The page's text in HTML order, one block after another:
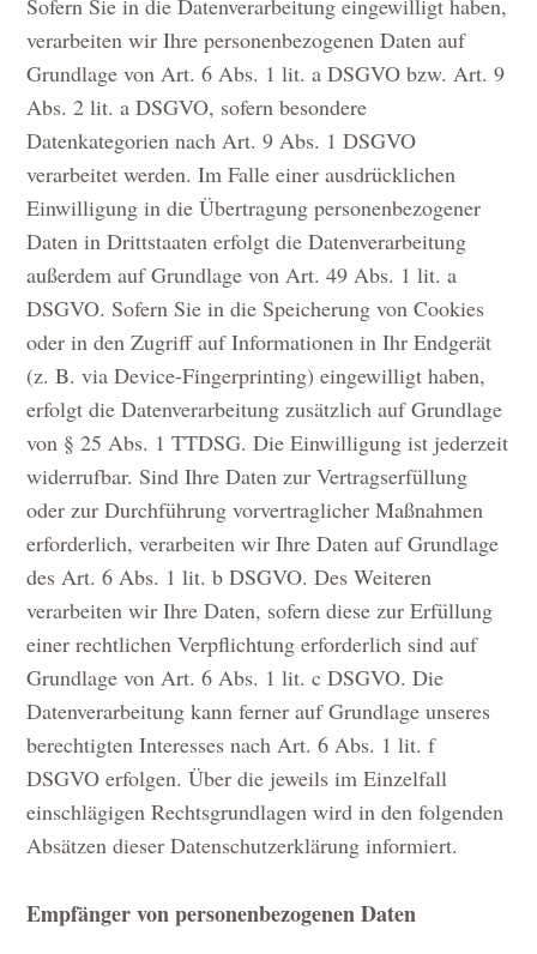
Sofern Sie in die Datenverarbeitung eingewilligt haben,
verarbeiten wir Ihre personenbezogenen Daten auf
Grundlage von Art. 6 Abs. 1 lit. a DSGVO bzw. Art. 9
Abs. 2 lit. a DSGVO, sofern besondere
Datenkategorien nach Art. 9 Abs. 1 DSGVO
verarbeitet werden. Im Falle einer ausdrücklichen
Einwilligung in die Übertragung personenbezogener
Daten in Drittstaaten erfolgt die Datenverarbeitung
außerdem auf Grundlage von Art. 49 Abs. 1 lit. a
DSGVO. Sofern Sie in die Speicherung von Cookies
oder in den Zugriff auf Informationen in Ihr Endgerät
(z. B. via Device-Fingerprinting) eingewilligt haben,
erfolgt die Datenverarbeitung zusätzlich auf Grundlage
von § 25 Abs. 1 TTDSG. Die Einwilligung ist jederzeit
widerrufbar. Sind Ihre Daten zur Vertragserfüllung
oder zur Durchführung vorvertraglicher Maßnahmen
erforderlich, verarbeiten wir Ihre Daten auf Grundlage
des Art. 6 Abs. 1 lit. b DSGVO. Des Weiteren
verarbeiten wir Ihre Daten, sofern diese zur Erfüllung
einer rechtlichen Verpflichtung erforderlich sind auf
Grundlage von Art. 6 Abs. 1 lit. c DSGVO. Die
Datenverarbeitung kann ferner auf Grundlage unseres
berechtigten Interesses nach Art. 6 Abs. 1 lit. f
DSGVO erfolgen. Über die jeweils im Einzelfall
einschlägigen Rechtsgrundlagen wird in den folgenden
Absätzen dieser Datenschutzerklärung informiert.
Empfänger von personenbezogenen Daten